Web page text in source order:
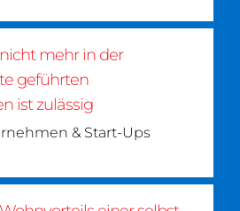
mehr in der
geführten
ist zulässig
& Start-Ups